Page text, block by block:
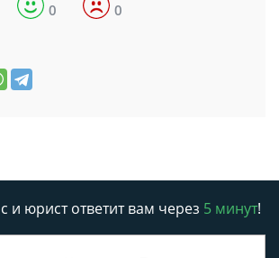
0 0
и юрист ответит вам через 5 минут!